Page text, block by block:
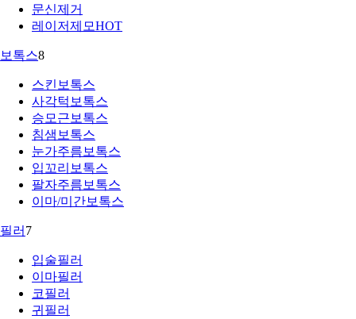
문신제거
레이저제모HOT
보톡스8
스킨보톡스
사각턱보톡스
승모근보톡스
침샘보톡스
눈가주름보톡스
입꼬리보톡스
팔자주름보톡스
이마/미간보톡스
필러 7
입술필러
이마필러
코필러
귀필러